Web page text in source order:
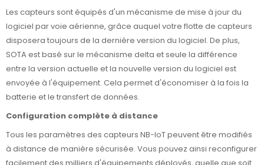
Les capteurs sont équipés d'un mécanisme de mise à jour du
logiciel par voie aérienne, grâce auquel votre flotte de capteurs
disposera toujours de la dernière version du logiciel. De plus,
SOTA est basé sur le mécanisme delta et seule la différence
entre la version actuelle et la nouvelle version du logiciel est
envoyée à l'équipement. Cela permet d'économiser à la fois la
batterie et le transfert de données.
Configuration complète à distance
Tous les paramètres des capteurs NB-IoT peuvent être modifiés
à distance de manière sécurisée. Vous pouvez ainsi reconfigurer